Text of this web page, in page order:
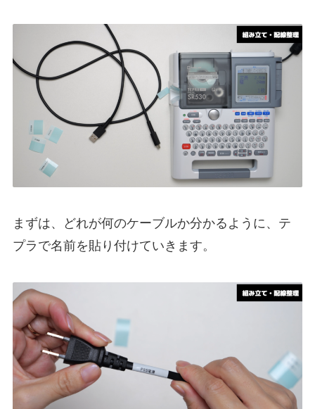
まずは、どれが何のケーブルか分かるように、テ
プラで名前を貼り付けていきます。